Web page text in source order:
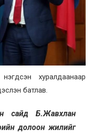
хуралдаанаар
батлав.
сайд Б.Жавхлан
долоон жилийг